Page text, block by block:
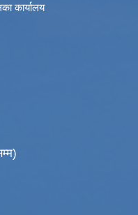
कार्यालय